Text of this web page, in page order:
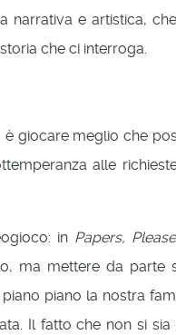
e artistica,
che ci interroga.
giocare meglio che
alle
in Papers, Please
ma mettere da parte
piano la nostra
Il fatto che non si